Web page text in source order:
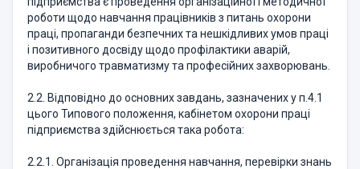
роботи щодо навчання працівників з питань охорони
праці, пропаганди безпечних та нешкідливих умов праці
і позитивного досвіду щодо профілактики аварій,
виробничого травматизму та професійних захворювань.
2.2. Відповідно до основних завдань, зазначених у п.4.1
цього Типового положення, кабінетом охорони праці
підприємства здійснюється така робота:
2.2.1. Організація проведення навчання, перевірки знань